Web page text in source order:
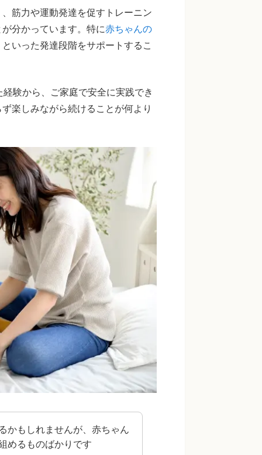
筋力や運動発達を促すトレーニン
分かっています。特に赤ちゃんの
いった発達段階をサポートするこ
験から、ご家庭で安全に実践でき
楽しみながら続けることが何より
かもしれませんが、赤ちゃん
めるものばかりです